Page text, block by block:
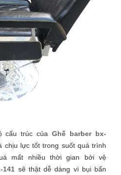
cấu trúc củaGhế barber bx-
chịu lực tốt trong suốt quá trình
mất nhiều thời gian bởi vệ
141 sẽ thật dễ dàng vì bụi bẩn